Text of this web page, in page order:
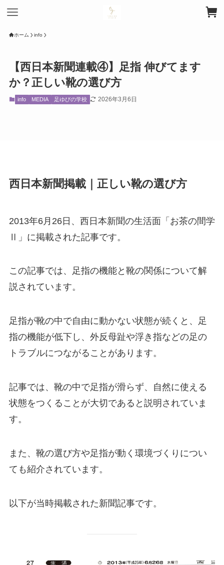
ホーム info
【西日本新聞連載④】足指 伸びてます
か？正しい靴の選び方
info MEDIA 足ゆびの学校 2026年3月6日
西日本新聞掲載｜正しい靴の選び方
2013年6月26日、西日本新聞の生活面「お茶の間学
Ⅱ」に掲載された記事です。
この記事では、足指の機能と靴の関係について解
説されています。
足指が靴の中で自由に動かない状態が続くと、足
指の機能が低下し、外反母趾や浮き指などの足の
トラブルにつながることがあります。
記事では、靴の中で足指が滑らず、自然に使える
状態をつくることが大切であると説明されていま
す。
また、靴の選び方や足指が動く環境づくりについ
ても紹介されています。
以下が当時掲載された新聞記事です。